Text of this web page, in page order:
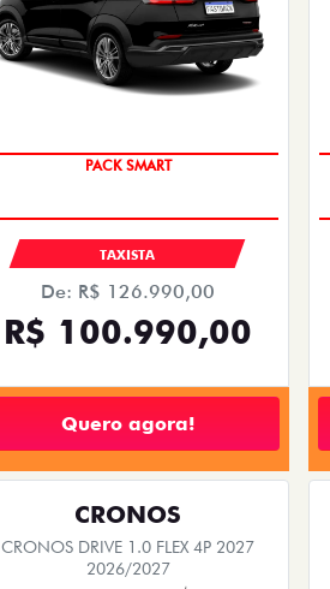
PACK SMART
TAXISTA
De: R$ 126.990,00
R$ 100.990,00
Quero agora!
CRONOS
CRONOS DRIVE 1.0 FLEX 4P 2027
2026/2027